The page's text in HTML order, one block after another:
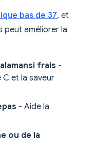
bas de 37, et
peut améliorer la
frais -
et la saveur
- Aide la
ou de la